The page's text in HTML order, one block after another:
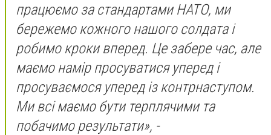
працюємо за стандартами НАТО, ми
бережемо кожного нашого солдата і
робимо кроки вперед. Це забере час, але
маємо намір просуватися уперед і
просуваємося уперед із контрнаступом.
Ми всі маємо бути терплячими та
побачимо результати», -